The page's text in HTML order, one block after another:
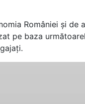
României și de a
pe baza